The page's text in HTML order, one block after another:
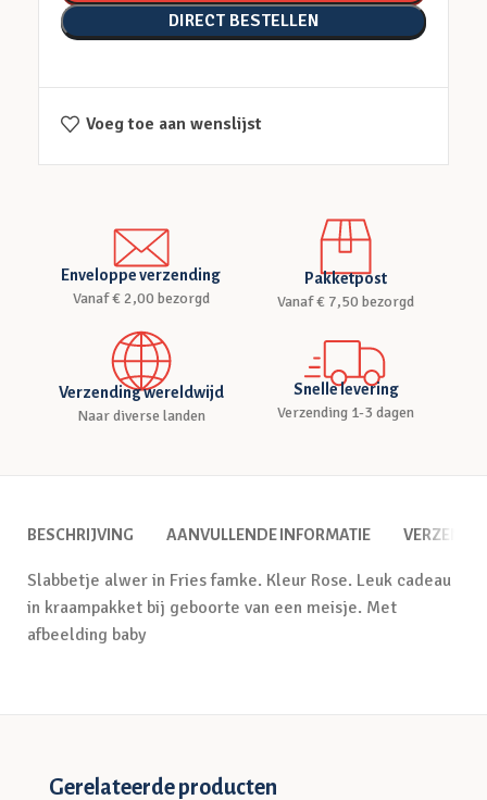
DIRECT BESTELLEN
Voeg toe aan wenslijst
Enveloppe verzending
Vanaf € 2,00 bezorgd
Pakketpost
Vanaf € 7,50 bezorgd
Verzending wereldwijd
Naar diverse landen
Snelle levering
Verzending 1-3 dagen
BESCHRIJVING AANVULLENDE INFORMATIE
Slabbetje alwer in Fries famke. Kleur Rose. Leuk cadeau
in kraampakket bij geboorte van een meisje. Met
afbeelding baby
Gerelateerde producten